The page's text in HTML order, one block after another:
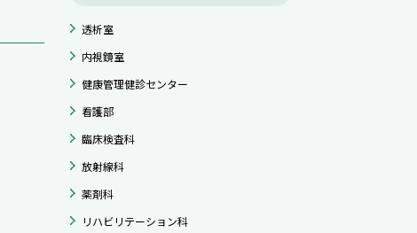
透析室
内視鏡室
健康管理健診センター
看護部
臨床検査科
放射線科
薬剤科
リハビリテーション科